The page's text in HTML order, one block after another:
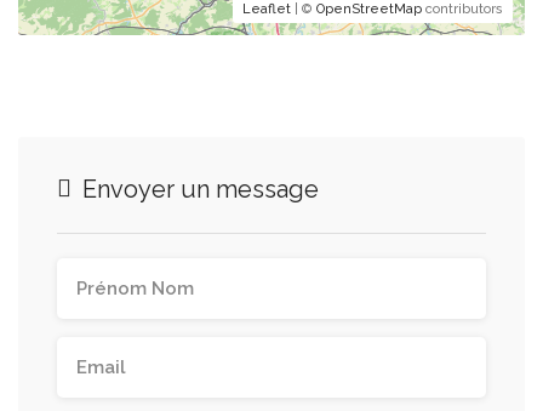
Leaflet | © OpenStreetMap contributors
Envoyer un message